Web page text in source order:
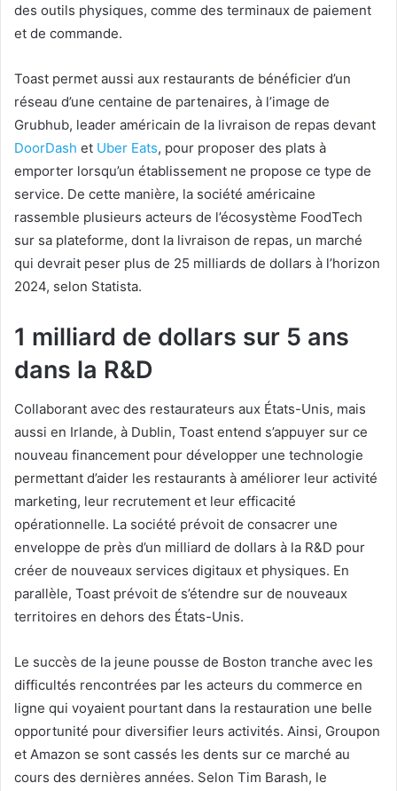
des outils physiques, comme des terminaux de paiement
et de commande.
Toast permet aussi aux restaurants de bénéficier d’un
réseau d’une centaine de partenaires, à l’image de
Grubhub, leader américain de la livraison de repas devant
DoorDash et Uber Eats, pour proposer des plats à
emporter lorsqu’un établissement ne propose ce type de
service. De cette manière, la société américaine
rassemble plusieurs acteurs de l’écosystème FoodTech
sur sa plateforme, dont la livraison de repas, un marché
qui devrait peser plus de 25 milliards de dollars à l’horizon
2024, selon Statista.
1 milliard de dollars sur 5 ans
dans la R&D
Collaborant avec des restaurateurs aux États-Unis, mais
aussi en Irlande, à Dublin, Toast entend s’appuyer sur ce
nouveau financement pour développer une technologie
permettant d’aider les restaurants à améliorer leur activité
marketing, leur recrutement et leur efficacité
opérationnelle. La société prévoit de consacrer une
enveloppe de près d’un milliard de dollars à la R&D pour
créer de nouveaux services digitaux et physiques. En
parallèle, Toast prévoit de s’étendre sur de nouveaux
territoires en dehors des États-Unis.
Le succès de la jeune pousse de Boston tranche avec les
difficultés rencontrées par les acteurs du commerce en
ligne qui voyaient pourtant dans la restauration une belle
opportunité pour diversifier leurs activités. Ainsi, Groupon
et Amazon se sont cassés les dents sur ce marché au
cours des dernières années. Selon Tim Barash, le